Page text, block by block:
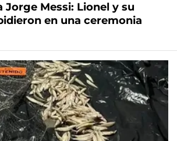
Jorge Messi: Lionel y su
en una ceremonia